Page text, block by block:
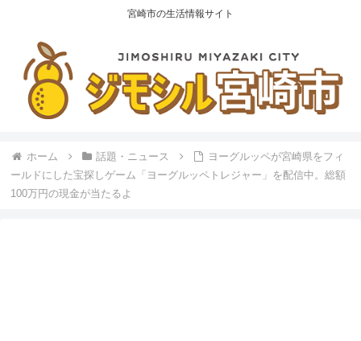
宮崎市の生活情報サイト
ホーム 話題・ニュース
ヨーグルッペが宮崎県をフィ
ールドにした宝探しゲーム「ヨーグルッペトレジャー」を配信中。総額
100万円の現金が当たるよ